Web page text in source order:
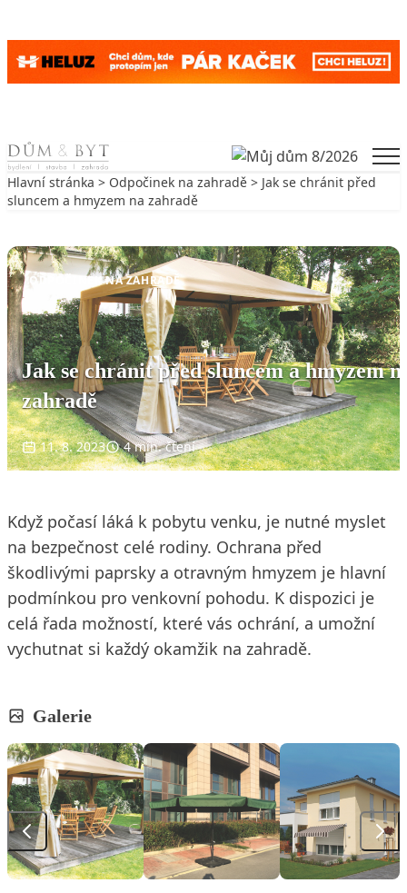
Skip to content
Hlavní stránka > Odpočinek na zahradě > Jak se chránit před
sluncem a hmyzem na zahradě
ODPOČINEK NA ZAHRADĚ
Jak se chránit před sluncem a hmyzem
zahradě
11. 8. 2023 4 min. čtení
Když počasí láká k pobytu venku, je nutné myslet
na bezpečnost celé rodiny. Ochrana před
škodlivými paprsky a otravným hmyzem je hlavní
podmínkou pro venkovní pohodu. K dispozici je
celá řada možností, které vás ochrání, a umožní
vychutnat si každý okamžik na zahradě.
Galerie